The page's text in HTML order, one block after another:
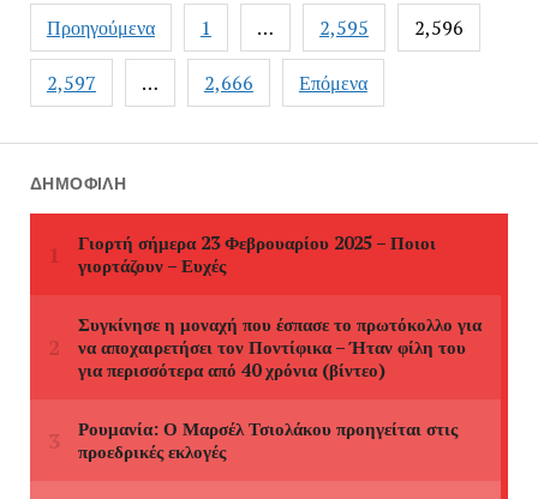
Πλοήγηση
άρθρων
Προηγούμενα 1 … 2,595 2,596
2,597 … 2,666 Επόμενα
ΔΗΜΟΦΙΛΉ